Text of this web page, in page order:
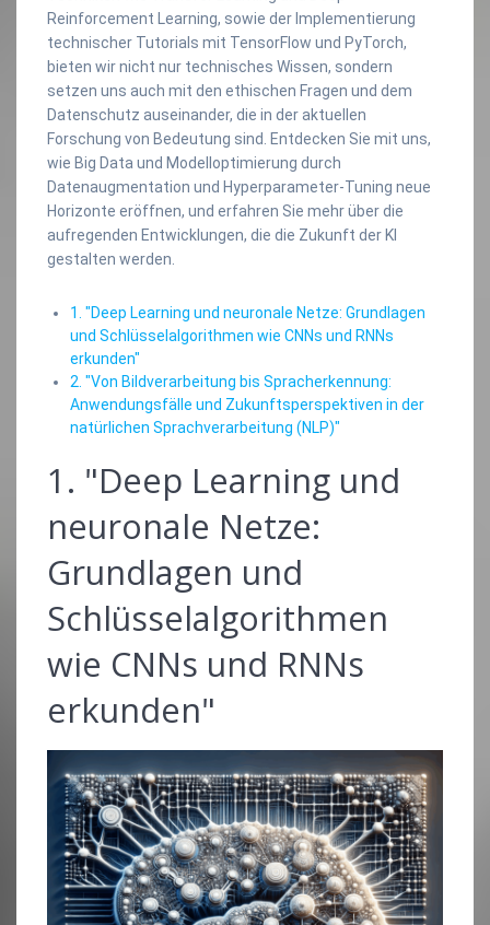
Reinforcement Learning, sowie der Implementierung
technischer Tutorials mit TensorFlow und PyTorch,
bieten wir nicht nur technisches Wissen, sondern
setzen uns auch mit den ethischen Fragen und dem
Datenschutz auseinander, die in der aktuellen
Forschung von Bedeutung sind. Entdecken Sie mit uns,
wie Big Data und Modelloptimierung durch
Datenaugmentation und Hyperparameter-Tuning neue
Horizonte eröffnen, und erfahren Sie mehr über die
aufregenden Entwicklungen, die die Zukunft der KI
gestalten werden.
1. "Deep Learning und neuronale Netze: Grundlagen
und Schlüsselalgorithmen wie CNNs und RNNs
erkunden"
2. "Von Bildverarbeitung bis Spracherkennung:
Anwendungsfälle und Zukunftsperspektiven in der
natürlichen Sprachverarbeitung (NLP)"
1. "Deep Learning und
neuronale Netze:
Grundlagen und
Schlüsselalgorithmen
wie CNNs und RNNs
erkunden"